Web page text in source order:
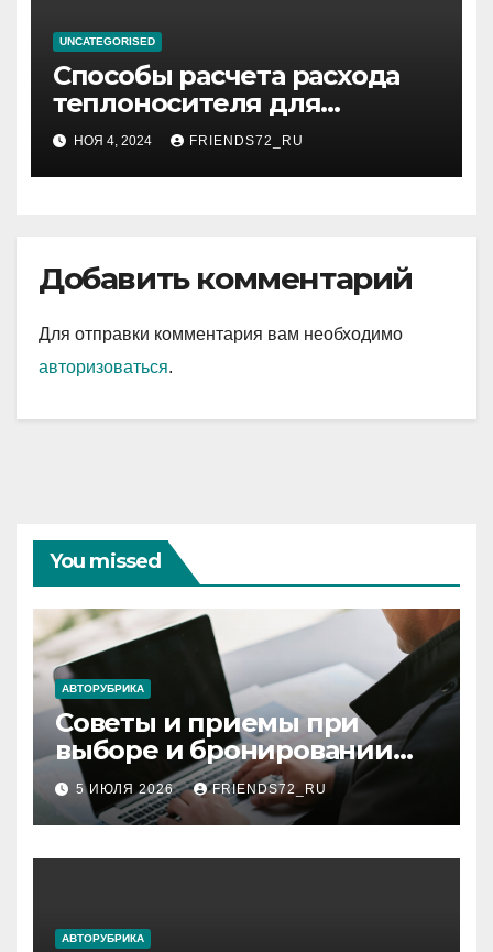
UNCATEGORISED
Способы расчета расхода
теплоносителя для
системы отопления
НОЯ 4, 2024 FRIENDS72_RU
Добавить комментарий
Для отправки комментария вам необходимо
авторизоваться.
You missed
АВТОРУБРИКА
Советы и приемы при
выборе и бронировании
авиабилетов
5 ИЮЛЯ 2026 FRIENDS72_RU
АВТОРУБРИКА